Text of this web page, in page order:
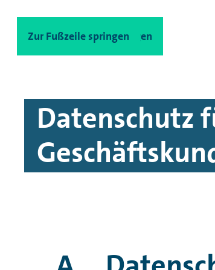
Zum Hauptinhalt springen
Zur Fußzeile springen
Datenschutz